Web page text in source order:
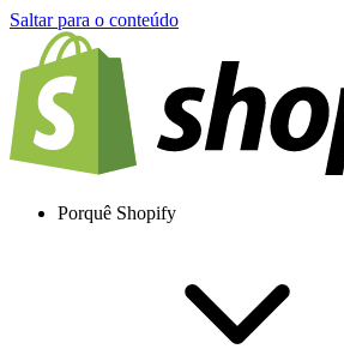
Saltar para o conteúdo
Porquê Shopify